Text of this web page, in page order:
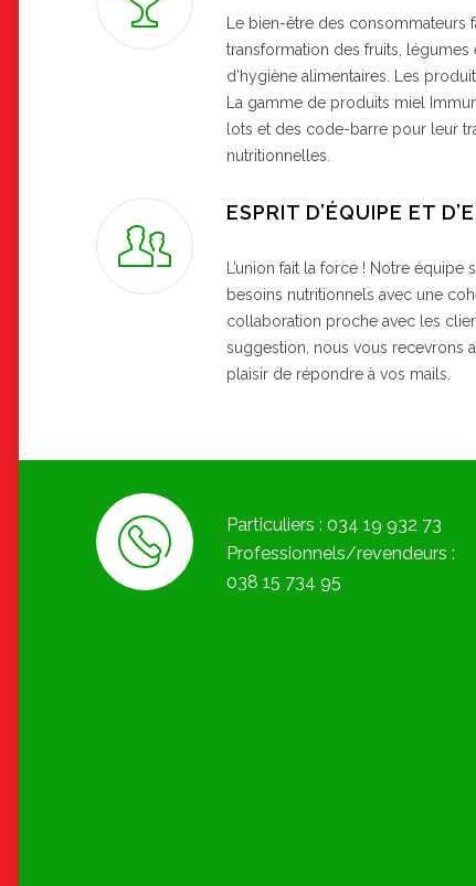
Le bien-être des consommateurs
transformation des fruits,
d’hygiène alimentaires. Les
La gamme de produits miel
lots et des code-barre pour leur
nutritionnelles.
ESPRIT D’ÉQUIPE ET
L’union fait la force ! Notre
besoins nutritionnels avec une
collaboration proche avec les
suggestion, nous vous recevrons
plaisir de répondre à vos mails.
Particuliers : 034 19 932 73
Professionnels/revendeurs :
038 15 734 95